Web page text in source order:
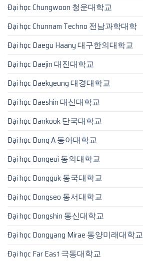
Đại học Chungwoon 청운대학교
Đại học Chunnam Techno 전남과학대학
Đại học Daegu Haany 대구한의대학교
Đại học Daejin 대진대학교
Đại học Daekyeung 대경대학교
Đại học Daeshin 대신대학교
Đại học Dankook 단국대학교
Đại học Dong A 동아대학교
Đại học Dongeui 동의대학교
Đại học Dongguk 동국대학교
Đại học Dongseo 동서대학교
Đại học Dongshin 동신대학교
Đại học Dongyang Mirae 동양미래대학교
Đại học Far East 극동대학교